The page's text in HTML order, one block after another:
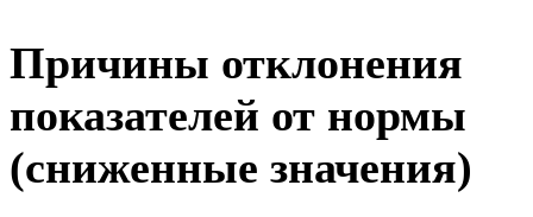
Причины отклонения
показателей от нормы
(сниженные значения)